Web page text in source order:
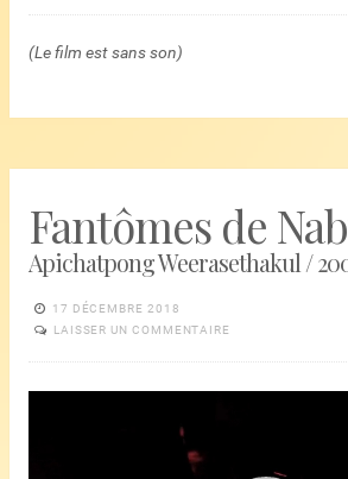
(Le film est sans son)
Fantômes de
Apichatpong Weerasethakul /
17 DÉCEMBRE 2018
LAISSER UN COMMENTAIRE